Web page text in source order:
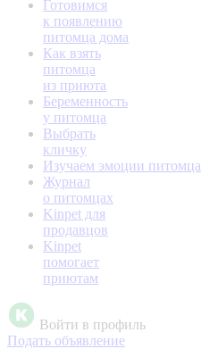
Готовимся
к появлению
питомца дома
Как взять
питомца
из приюта
Беременность
у питомца
Выбрать
кличку
Изучаем эмоции питомца
Журнал
о питомцах
Kinpet для
продавцов
Kinpet
помогает
приютам
Войти в профиль
Подать объявление